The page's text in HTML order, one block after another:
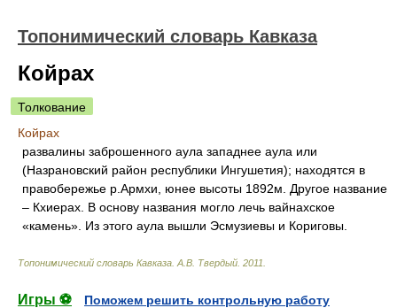
Топонимический словарь Кавказа
Койрах
Толкование
Койрах
развалины заброшенного аула западнее аула или
(Назрановский район республики Ингушетия); находятся в
правобережье р.Армхи, юнее высоты 1892м. Другое название
– Кхиерах. В основу названия могло лечь вайнахское
«камень». Из этого аула вышли Эсмузиевы и Кориговы.
Топонимический словарь Кавказа А.В. Твердый 2011
Игры ⚽
Поможем решить контрольную работу